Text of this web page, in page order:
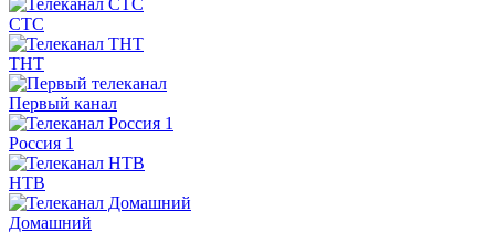
СТС
ТНТ
Первый канал
Россия 1
НТВ
Домашний